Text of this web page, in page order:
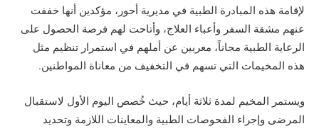
لإقامة هذه المبادرة الطبية في مديرية أحور، مؤكدين أنها خففت
عنهم مشقة السفر وأعباء العلاج، وأتاحت لهم فرصة الحصول على
الرعاية الطبية مجاناً، معربين عن أملهم في استمرار تنظيم مثل
هذه المخيمات التي تسهم في التخفيف من معاناة المواطنين.
ويستمر المخيم لمدة ثلاثة أيام، حيث خُصص اليوم الأول لاستقبال
المرضى وإجراء الفحوصات الطبية والمعاينات اللازمة وتحديد